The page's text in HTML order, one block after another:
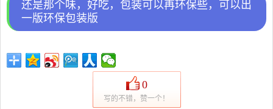
还是那个味，好吃，包装可以再环保些，可以出
一版环保包装版
0
写的不错，赞一个！